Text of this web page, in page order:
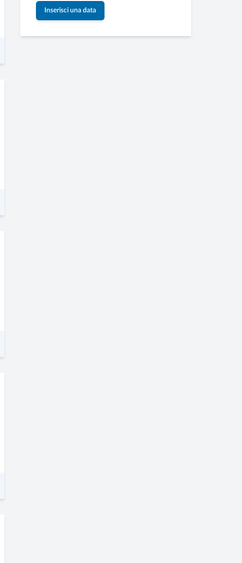
Inserisci una data